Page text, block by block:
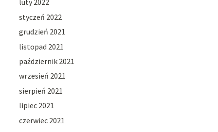
luty 2022
styczeń 2022
grudzień 2021
listopad 2021
październik 2021
wrzesień 2021
sierpień 2021
lipiec 2021
czerwiec 2021